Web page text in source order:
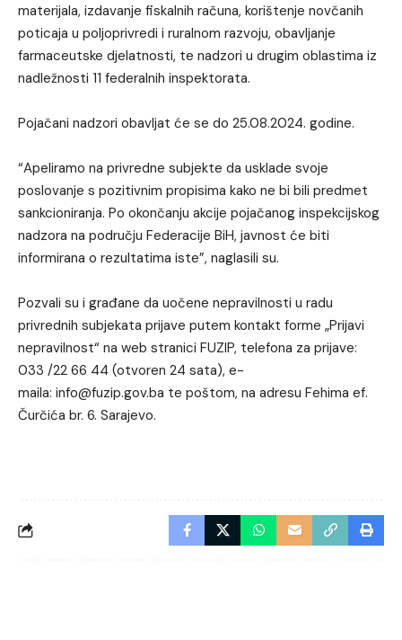
materijala, izdavanje fiskalnih računa, korištenje novčanih
poticaja u poljoprivredi i ruralnom razvoju, obavljanje
farmaceutske djelatnosti, te nadzori u drugim oblastima iz
nadležnosti 11 federalnih inspektorata.
Pojačani nadzori obavljat će se do 25.08.2024. godine.
“Apeliramo na privredne subjekte da usklade svoje
poslovanje s pozitivnim propisima kako ne bi bili predmet
sankcioniranja. Po okončanju akcije pojačanog inspekcijskog
nadzora na području Federacije BiH, javnost će biti
informirana o rezultatima iste”, naglasili su.
Pozvali su i građane da uočene nepravilnosti u radu
privrednih subjekata prijave putem kontakt forme „Prijavi
nepravilnost“ na web stranici FUZIP, telefona za prijave:
033 /22 66 44 (otvoren 24 sata), e-
maila: info@fuzip.gov.ba te poštom, na adresu Fehima ef.
Čurčića br. 6. Sarajevo.